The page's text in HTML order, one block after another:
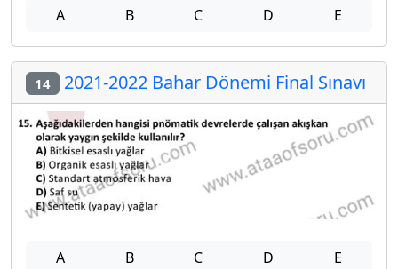
A B C D E
14 2021-2022 Bahar Dönemi Final Sınavı
A B C D E